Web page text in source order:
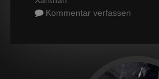
Kommentar verfassen